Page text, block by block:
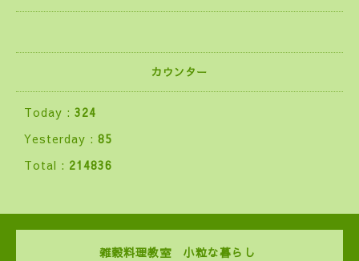
カウンター
Today : 324
Yesterday : 85
Total : 214836
雑穀料理教室 小粒な暮らし